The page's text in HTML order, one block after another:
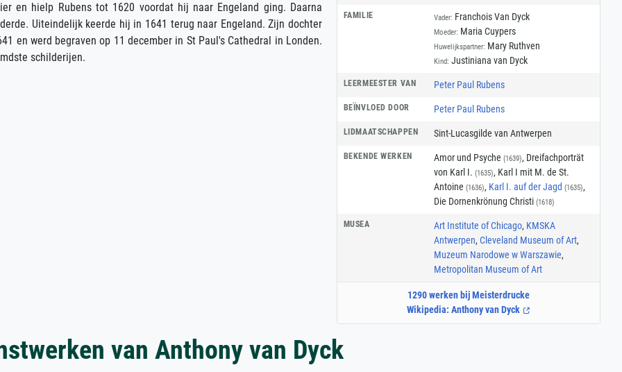
FAMILIE Vader: Franchois Van Dyck
Moeder: Maria Cuypers
Huwelijkspartner: Mary Ruthven
Kind: Justiniana van Dyck
LEERMEESTER VAN Peter Paul Rubens
BEÏNVLOED DOOR Peter Paul Rubens
LIDMAATSCHAPPEN Sint-Lucasgilde van Antwerpen
BEKENDE WERKEN Amor und Psyche (1639), Dreifachporträt
von Karl I. (1635), Karl I mit M. de St.
Antoine (1636), Karl I. auf der Jagd (1635),
Die Dornenkrönung Christi (1618)
MUSEA Art Institute of Chicago, KMSKA
Antwerpen, Cleveland Museum of Art,
Muzeum Narodowe w Warszawie,
Metropolitan Museum of Art
1290 werken bij Meisterdrucke
Wikipedia: Anthony van Dyck
en hielp Rubens tot 1620 voordat hij naar Engeland ging. Daarna
Uiteindelijk keerde hij in 1641 terug naar Engeland. Zijn dochter
en werd begraven op 11 december in St Paul's Cathedral in Londen.
schilderijen.
van Anthony van Dyck